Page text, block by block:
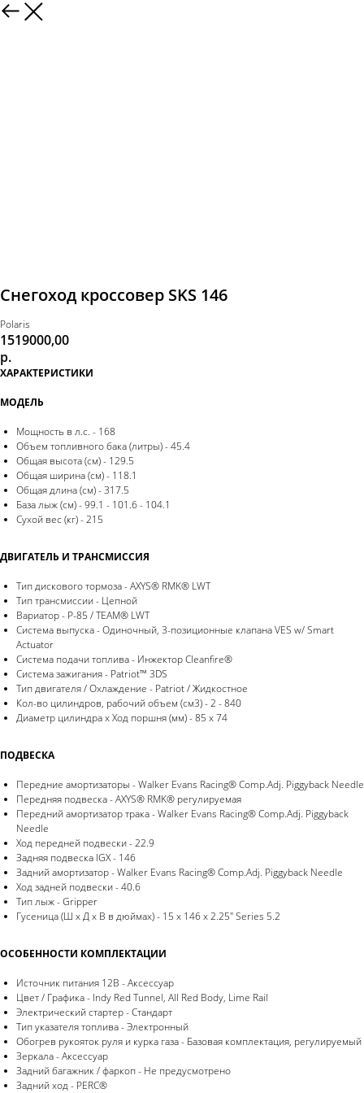
Снегоход кроссовер SKS 146
Polaris
1519000,00
р.
ХАРАКТЕРИСТИКИ
МОДЕЛЬ
Мощность в л.с. - 168
Объем топливного бака (литры) - 45.4
Общая высота (см) - 129.5
Общая ширина (см) - 118.1
Общая длина (см) - 317.5
База лыж (см) - 99.1 - 101.6 - 104.1
Сухой вес (кг) - 215
ДВИГАТЕЛЬ И ТРАНСМИССИЯ
Тип дискового тормоза - AXYS® RMK® LWT
Тип трансмиссии - Цепной
Вариатор - P-85 / TEAM® LWT
Система выпуска - Одиночный, 3-позиционные клапана VES w/ Smart
Actuator
Система подачи топлива - Инжектор Cleanfire®
Система зажигания - Patriot™ 3DS
Тип двигателя / Охлаждение - Patriot / Жидкостное
Кол-во цилиндров, рабочий объем (см3) - 2 - 840
Диаметр цилиндра x Ход поршня (мм) - 85 x 74
ПОДВЕСКА
Передние амортизаторы - Walker Evans Racing® Comp.Adj. Piggyback Needle
Передняя подвеска - AXYS® RMK® регулируемая
Передний амортизатор трака - Walker Evans Racing® Comp.Adj. Piggyback
Needle
Ход передней подвески - 22.9
Задняя подвеска IGX - 146
Задний амортизатор - Walker Evans Racing® Comp.Adj. Piggyback Needle
Ход задней подвески - 40.6
Тип лыж - Gripper
Гусеница (Ш х Д х В в дюймах) - 15 x 146 x 2.25" Series 5.2
ОСОБЕННОСТИ КОМПЛЕКТАЦИИ
Источник питания 12B - Аксессуар
Цвет / Графика - Indy Red Tunnel, All Red Body, Lime Rail
Электрический стартер - Стандарт
Тип указателя топлива - Электронный
Обогрев рукояток руля и курка газа - Базовая комплектация, регулируемый
Зеркала - Аксессуар
Задний багажник / фаркоп - Не предусмотрено
Задний ход - PERC®